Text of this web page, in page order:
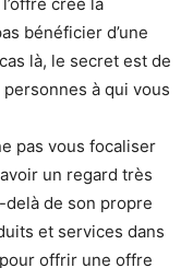
bénéficier d’une
là, le secret est de
à qui vous
pas vous focaliser
un regard très
delà de son propre
et services dans
offrir une offre